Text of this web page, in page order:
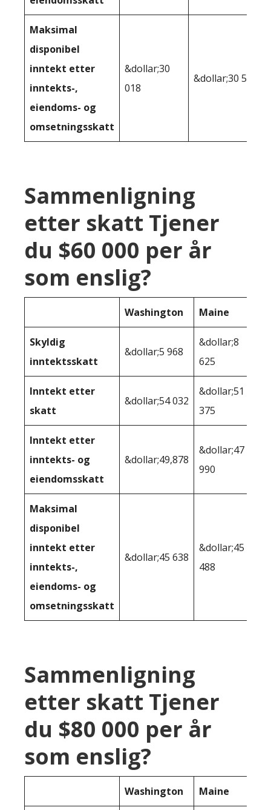
Maksimal
disponibel
inntekt etter
inntekts-,
eiendoms- og
omsetningsskatt
&dollar;30
018
&dollar;30 582
Sammenligning
etter skatt Tjener
du $60 000 per år
som enslig?
Washington Maine
Skyldig
inntektsskatt
&dollar;5 968
&dollar;8
625
Inntekt etter
skatt
&dollar;54 032
&dollar;51
375
Inntekt etter
inntekts- og
eiendomsskatt
&dollar;49,878
&dollar;47
990
Maksimal
disponibel
inntekt etter
inntekts-,
eiendoms- og
omsetningsskatt
&dollar;45 638
&dollar;45
488
Sammenligning
etter skatt Tjener
du $80 000 per år
som enslig?
Washington Maine